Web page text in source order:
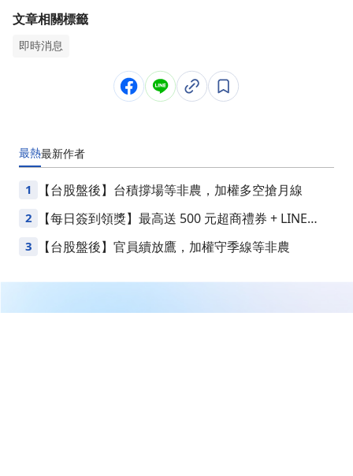
文章相關標籤
即時消息
最熱最新作者
1 【台股盤後】台積撐場等非農，加權多空搶月線
2
【每日簽到領獎】最高送 500 元超商禮券 + LINE
Points
3 【台股盤後】官員續放鷹，加權守季線等非農